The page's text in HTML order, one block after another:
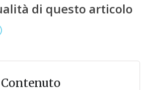
di questo articolo
Contenuto